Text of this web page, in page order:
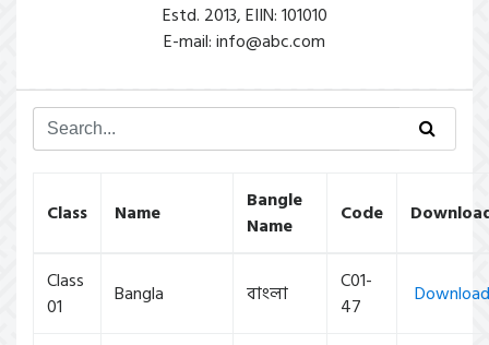
Estd. 2013, EIIN: 101010
E-mail: info@abc.com
Class Name
Bangle
Name
Code
Class
01
Bangla বাংলা
C01-
47
Download